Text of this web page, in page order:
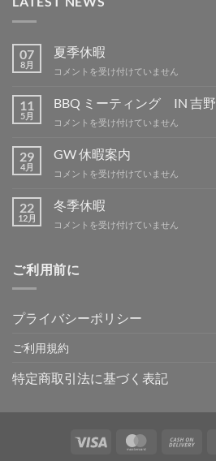
07
8月
夏季休暇
夏
休
暇
は
コメントを受け付けていません
11
5月
BBQ ミーティング IN 吉野
BBQ
ー
テ
ィ
グ
吉
コメントを受け付けていません
29
4月
GW 休暇案内
GW
暇
案
内
コメントを受け付けていません
22
12月
冬季休暇
冬
暇
は
コメントを受け付けていません
ご利用前に
プライバシーポリシー
ご利用規約
特定商取引法に基づく表記